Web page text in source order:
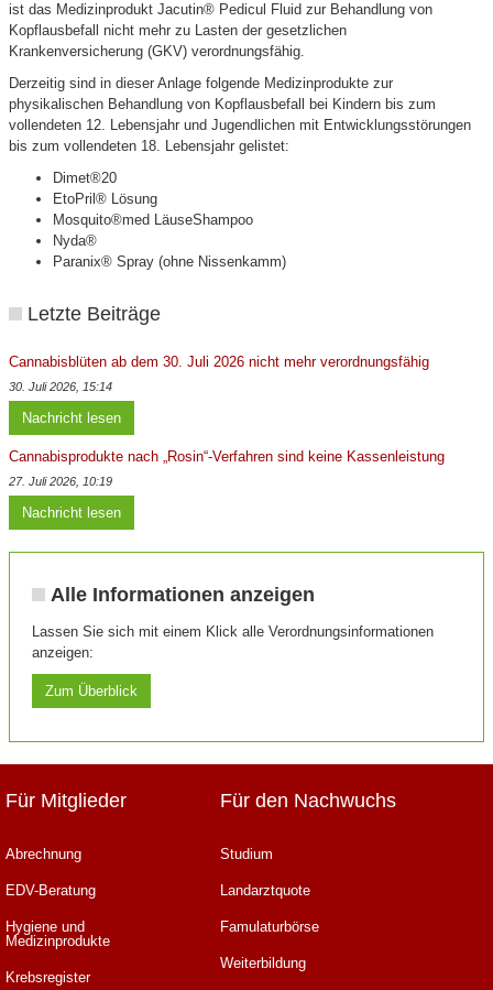
ist das Medizinprodukt Jacutin® Pedicul Fluid zur Behandlung von
Kopflausbefall nicht mehr zu Lasten der gesetzlichen
Krankenversicherung (GKV) verordnungsfähig.
Derzeitig sind in dieser Anlage folgende Medizinprodukte zur
physikalischen Behandlung von Kopflausbefall bei Kindern bis zum
vollendeten 12. Lebensjahr und Jugendlichen mit Entwicklungsstörungen
bis zum vollendeten 18. Lebensjahr gelistet:
Dimet®20
EtoPril® Lösung
Mosquito®med LäuseShampoo
Nyda®
Paranix® Spray (ohne Nissenkamm)
Letzte Beiträge
Cannabisblüten ab dem 30. Juli 2026 nicht mehr verordnungsfähig
30. Juli 2026, 15:14
Nachricht lesen
Cannabisprodukte nach „Rosin“-Verfahren sind keine Kassenleistung
27. Juli 2026, 10:19
Nachricht lesen
Alle Informationen anzeigen
Lassen Sie sich mit einem Klick alle Verordnungsinformationen
anzeigen:
Zum Überblick
Für Mitglieder
Abrechnung
EDV-Beratung
Hygiene und
Medizinprodukte
Krebsregister
Für den Nachwuchs
Studium
Landarztquote
Famulaturbörse
Weiterbildung